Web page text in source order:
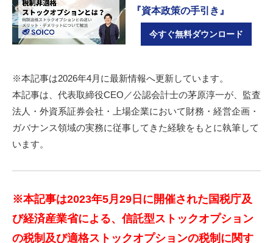
『資本政策の手引き』
今すぐ無料ダウンロード
※本記事は2026年4月に最新情報へ更新しています。
本記事は、代表取締役CEO／公認会計士の茅原淳一が、監査
法人・外資系証券会社・上場企業において財務・経営企画・
ガバナンス領域の実務に従事してきた経験をもとに執筆して
います。
※本記事は2023年5月29日に開催された国税庁及
び経済産業省による、信託型ストックオプション
の税制及び適格ストックオプションの税制に関す